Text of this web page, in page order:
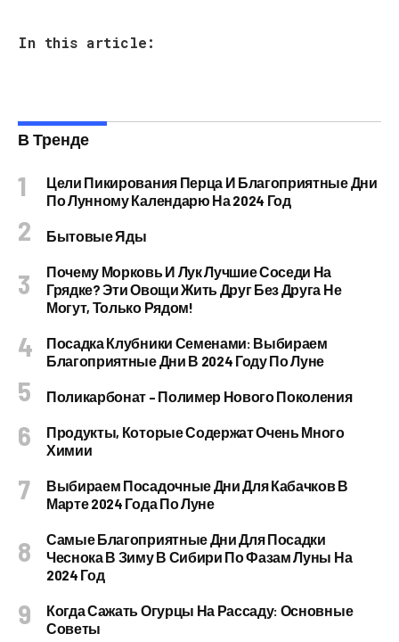
In this article:
В Тренде
Цели Пикирования Перца И Благоприятные Дни
По Лунному Календарю На 2024 Год
Бытовые Яды
Почему Морковь И Лук Лучшие Соседи На
Грядке? Эти Овощи Жить Друг Без Друга Не
Могут, Только Рядом!
Посадка Клубники Семенами: Выбираем
Благоприятные Дни В 2024 Году По Луне
Поликарбонат – Полимер Нового Поколения
Продукты, Которые Содержат Очень Много
Химии
Выбираем Посадочные Дни Для Кабачков В
Марте 2024 Года По Луне
Самые Благоприятные Дни Для Посадки
Чеснока В Зиму В Сибири По Фазам Луны На
2024 Год
Когда Сажать Огурцы На Рассаду: Основные
Советы